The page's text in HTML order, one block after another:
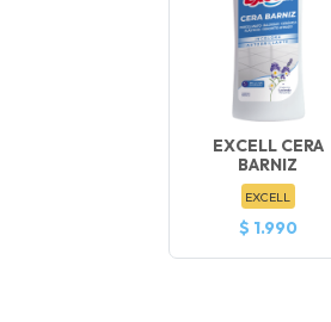
EXCELL CERA
BARNIZ
EXCELL
$ 1.990